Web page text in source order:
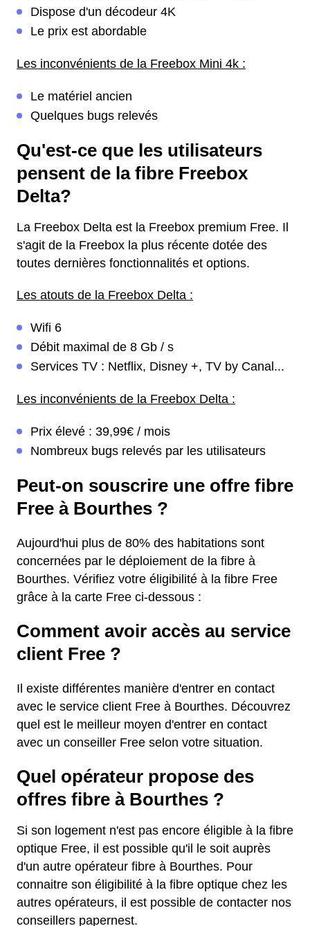
Dispose d'un décodeur 4K
Le prix est abordable
Les inconvénients de la Freebox Mini 4k :
Le matériel ancien
Quelques bugs relevés
Qu'est-ce que les utilisateurs
pensent de la fibre Freebox
Delta?
La Freebox Delta est la Freebox premium Free. Il
s'agit de la Freebox la plus récente dotée des
toutes dernières fonctionnalités et options.
Les atouts de la Freebox Delta :
Wifi 6
Débit maximal de 8 Gb / s
Services TV : Netflix, Disney +, TV by Canal...
Les inconvénients de la Freebox Delta :
Prix élevé : 39,99€ / mois
Nombreux bugs relevés par les utilisateurs
Peut-on souscrire une offre fibre
Free à Bourthes ?
Aujourd'hui plus de 80% des habitations sont
concernées par le déploiement de la fibre à
Bourthes. Vérifiez votre éligibilité à la fibre Free
grâce à la carte Free ci-dessous :
Comment avoir accès au service
client Free ?
Il existe différentes manière d'entrer en contact
avec le service client Free à Bourthes. Découvrez
quel est le meilleur moyen d'entrer en contact
avec un conseiller Free selon votre situation.
Quel opérateur propose des
offres fibre à Bourthes ?
Si son logement n'est pas encore éligible à la fibre
optique Free, il est possible qu'il le soit auprès
d'un autre opérateur fibre à Bourthes. Pour
connaitre son éligibilité à la fibre optique chez les
autres opérateurs, il est possible de contacter nos
conseillers papernest.